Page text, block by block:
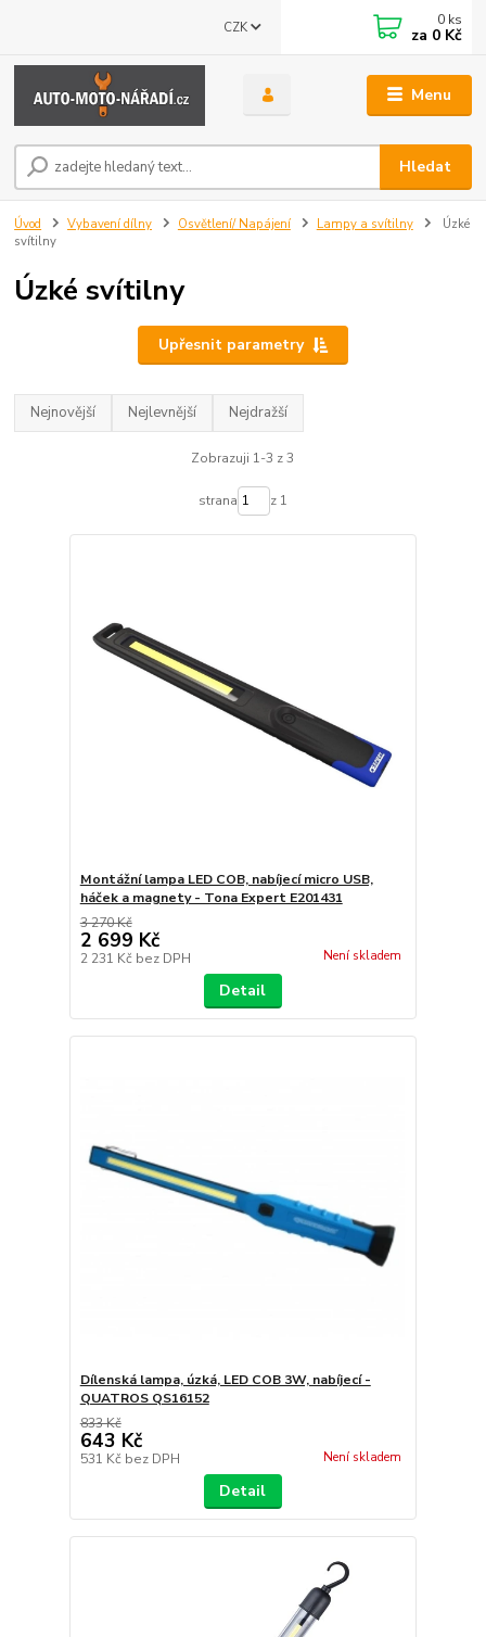
Menu
CZK
Hledat
0 ks
za 0 Kč
Úvod Vybavení dílny Osvětlení/ Napájení Lampy a svítilny
Úzké
svítilny
Úzké svítilny
Upřesnit parametry
Nejnovější Nejlevnější Nejdražší
Zobrazuji 1-3 z 3
strana z 1
Montážní lampa LED COB, nabíjecí micro USB,
háček a magnety - Tona Expert E201431
3 270 Kč
2 699 Kč
2 231 Kč bez DPH Není skladem
Detail
Dílenská lampa, úzká, LED COB 3W, nabíjecí -
QUATROS QS16152
833 Kč
643 Kč
531 Kč bez DPH Není skladem
Detail